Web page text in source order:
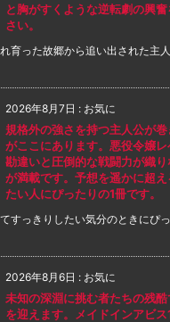
と胸がすくような逆転劇の興
さい。
育った故郷から追い出された主
2026年8月7日 : お気に
規格外の強さを持つ主人公が
がここにあります。悪役令嬢
勘違いと圧倒的な戦闘力が織
が満載です。予想を遥かに超
たい人にぴったりの1冊です。
すっきりしたい気分のときにぴ
2026年8月6日 : お気に
未知の深淵に挑む者たちの残
を迎えます。メイドインアビ